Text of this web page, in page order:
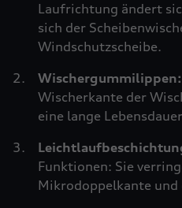
Laufrichtung ändert
sich der
Windschutzscheibe.
Wischergummilippen:
Wischerkante der
eine lange
Funktionen: Sie
Mikrodoppelkante